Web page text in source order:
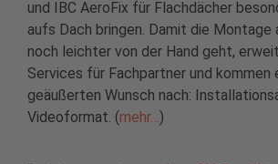
und IBC AeroFix für Flachdächer
aufs Dach bringen. Damit die
noch leichter von der Hand geht,
Services für Fachpartner und kommen
geäußerten Wunsch nach:
Videoformat. (mehr…)